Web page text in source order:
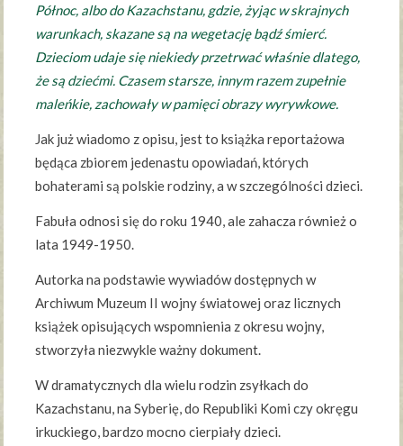
Północ, albo do Kazachstanu, gdzie, żyjąc w skrajnych
warunkach, skazane są na wegetację bądź śmierć.
Dzieciom udaje się niekiedy przetrwać właśnie dlatego,
że są dziećmi. Czasem starsze, innym razem zupełnie
maleńkie, zachowały w pamięci obrazy wyrywkowe.
Jak już wiadomo z opisu, jest to książka reportażowa
będąca zbiorem jedenastu opowiadań, których
bohaterami są polskie rodziny, a w szczególności dzieci.
Fabuła odnosi się do roku 1940, ale zahacza również o
lata 1949-1950.
Autorka na podstawie wywiadów dostępnych w
Archiwum Muzeum II wojny światowej oraz licznych
książek opisujących wspomnienia z okresu wojny,
stworzyła niezwykle ważny dokument.
W dramatycznych dla wielu rodzin zsyłkach do
Kazachstanu, na Syberię, do Republiki Komi czy okręgu
irkuckiego, bardzo mocno cierpiały dzieci.